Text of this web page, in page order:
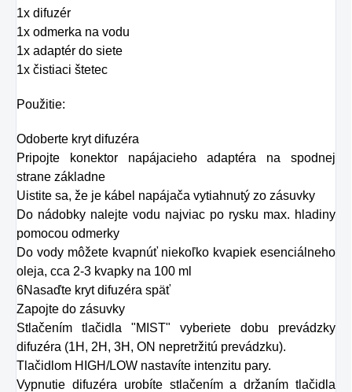
1x difuzér
1x odmerka na vodu
1x adaptér do siete
1x čistiaci štetec
Použitie:
Odoberte kryt difuzéra
Pripojte konektor napájacieho adaptéra na spodnej
strane základne
Uistite sa, že je kábel napájača vytiahnutý zo zásuvky
Do nádobky nalejte vodu najviac po rysku max. hladiny
pomocou odmerky
Do vody môžete kvapnúť niekoľko kvapiek esenciálneho
oleja, cca 2-3 kvapky na 100 ml
6Nasaďte kryt difuzéra späť
Zapojte do zásuvky
Stlačením tlačidla "MIST" vyberiete dobu prevádzky
difuzéra (1H, 2H, 3H, ON nepretržitú prevádzku).
Tlačidlom HIGH/LOW nastavíte intenzitu pary.
Vypnutie difuzéra urobíte stlačením a držaním tlačidla